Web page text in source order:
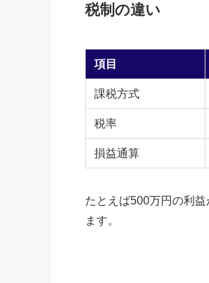
税制の違い
項目
課税方式
税率
損益通算
たとえば500万円の利
ます。